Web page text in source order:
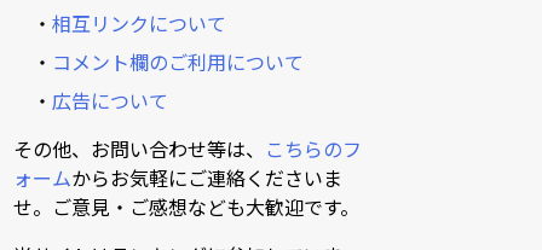
・ 相互リンクについて
・ コメント欄のご利用について
・ 広告について
その他、お問い合わせ等は、 こちらのフ
ォームからお気軽にご連絡くださいま
せ。ご意見・ご感想なども大歓迎です。